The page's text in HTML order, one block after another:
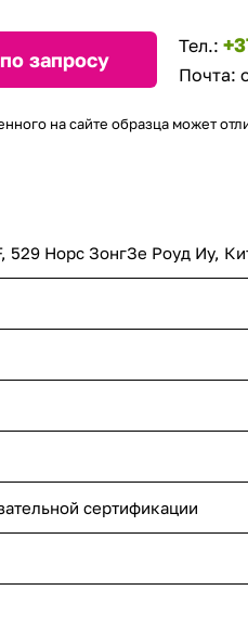
запросу
Тел.:
Почта:
на сайте образца может
529 Норс ЗонгЗе Роуд Иу,
сертификации